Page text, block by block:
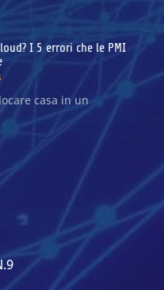
I 5 errori che le PMI
casa in un